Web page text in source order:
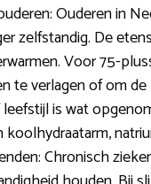
Ouderen in
zelfstandig. De
Voor 75-
te verlagen of om
is wat
koolhydraatarm,
Chronisch